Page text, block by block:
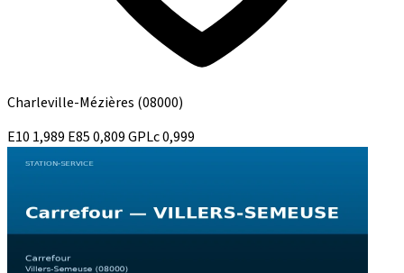
Charleville-Mézières (08000)
E10 1,989 E850,809GPLc0,999